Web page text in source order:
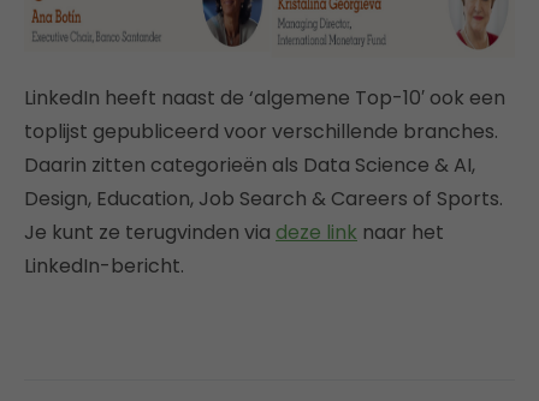
LinkedIn heeft naast de ‘algemene Top-10′ ook een
toplijst gepubliceerd voor verschillende branches.
Daarin zitten categorieën als Data Science & AI,
Design, Education, Job Search & Careers of Sports.
Je kunt ze terugvinden via deze link naar het
LinkedIn-bericht.